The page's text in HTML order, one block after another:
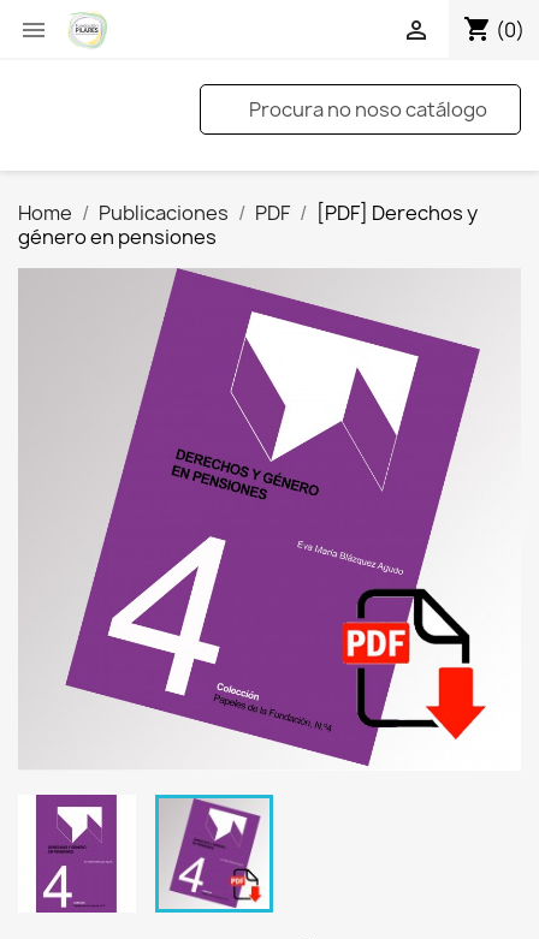
 shopping_cart (0)

Home Publicaciones PDF
[PDF] Derechos y
género en pensiones